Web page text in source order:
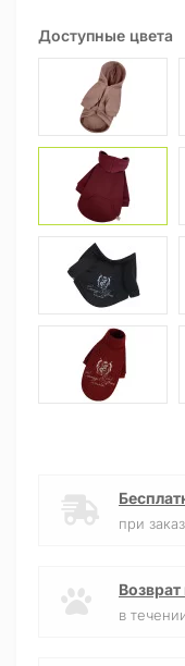
Доступные цвета
при
в